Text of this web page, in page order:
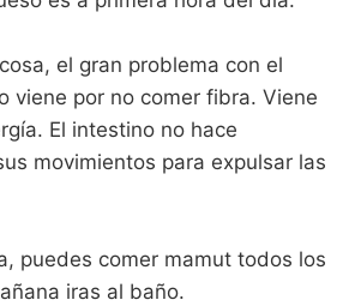
el gran problema con el
viene por no comer fibra. Viene
El intestino no hace
movimientos para expulsar las
puedes comer mamut todos los
iras al baño.